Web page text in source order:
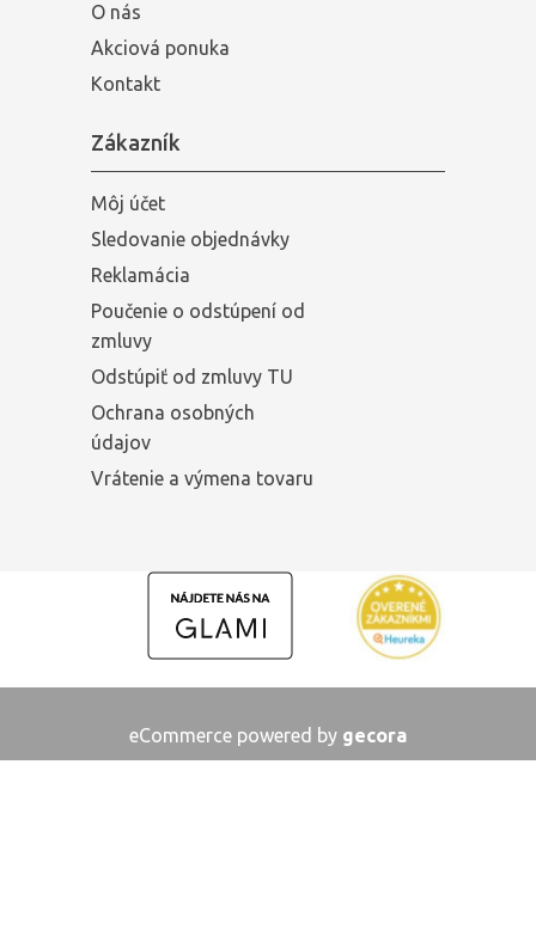
O nás
Akciová ponuka
Kontakt
Zákazník
Môj účet
Sledovanie objednávky
Reklamácia
Poučenie o odstúpení od
zmluvy
Odstúpiť od zmluvy TU
Ochrana osobných
údajov
Vrátenie a výmena tovaru
eCommerce powered by gecora